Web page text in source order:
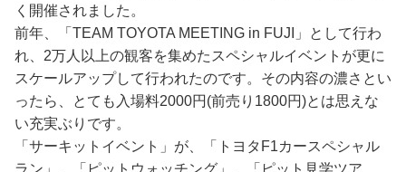
く開催されました。
前年、「TEAM TOYOTA MEETING in FUJI」として行わ
れ、2万人以上の観客を集めたスペシャルイベントが更に
スケールアップして行われたのです。その内容の濃さとい
ったら、とても入場料2000円(前売り1800円)とは思えな
い充実ぶりです。
「サーキットイベント」が、「トヨタF1カースペシャル